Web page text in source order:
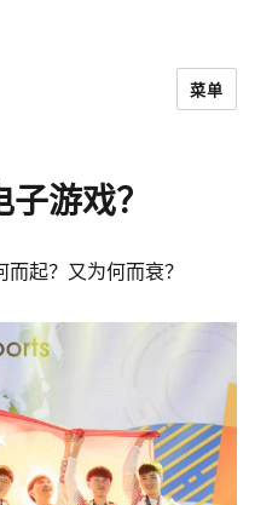
菜单
游戏？
起？又为何而衰？